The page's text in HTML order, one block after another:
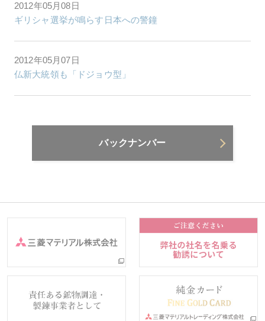
2012年05月08日
ギリシャ選挙が鳴らす日本への警鐘
2012年05月07日
仏新大統領も「ドジョウ型」
バックナンバー